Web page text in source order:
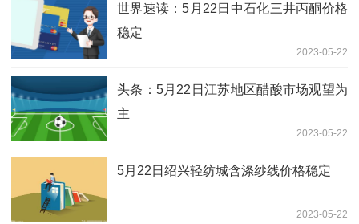
世界速读：5月22日中石化三井丙酮价格
稳定
2023-05-22
头条：5月22日江苏地区醋酸市场观望为
主
2023-05-22
5月22日绍兴轻纺城含涤纱线价格稳定
2023-05-22